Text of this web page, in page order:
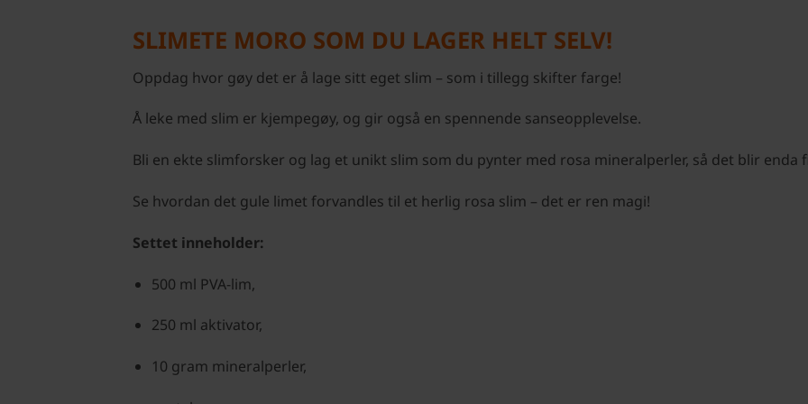
SLIMETE MORO SOM DU LAGER HELT SELV!
Oppdag hvor gøy det er å lage sitt eget slim – som i tillegg skifter farge!
Å leke med slim er kjempegøy, og gir også en spennende sanseopplevelse.
Bli en ekte slimforsker og lag et unikt slim som du pynter med rosa mineralperler, så det blir enda
Se hvordan det gule limet forvandles til et herlig rosa slim – det er ren magi!
Settet inneholder:
500 ml PVA-lim,
250 ml aktivator,
10 gram mineralperler,